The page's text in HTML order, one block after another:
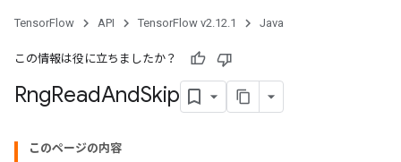
TensorFlow API TensorFlow v2.12.1 Java
この情報は役に立ちましたか？
RngReadAndSkip
このページの内容